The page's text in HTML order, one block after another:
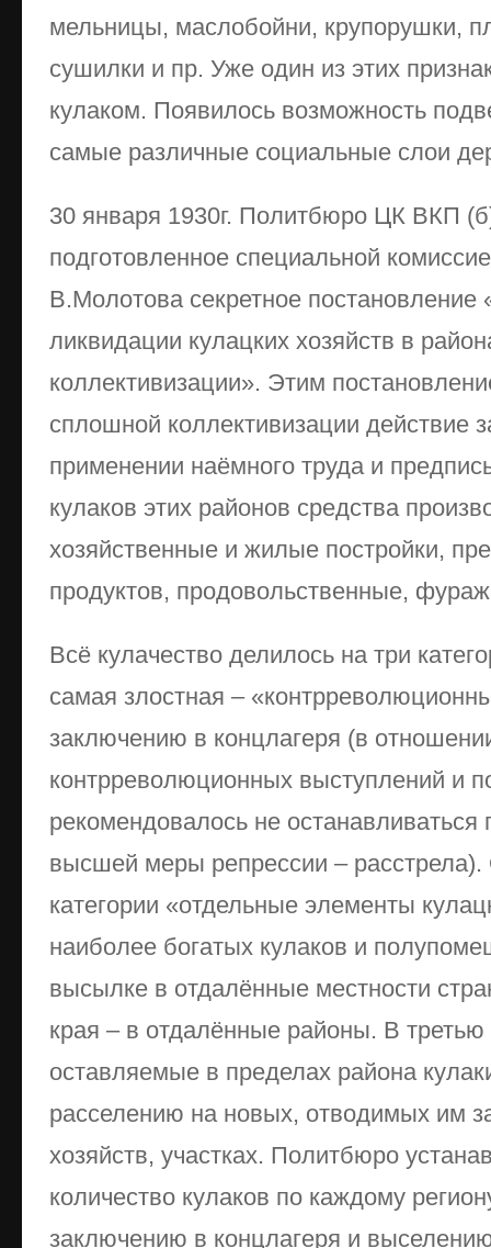
мельницы, маслобойни, крупорушки,
сушилки и пр. Уже один из этих
кулаком. Появилось возможность
самые различные социальные слои
30 января 1930г. Политбюро ЦК ВКП
подготовленное специальной
В.Молотова секретное
ликвидации кулацких хозяйств в
коллективизации». Этим
сплошной коллективизации действие
применении наёмного труда и
кулаков этих районов средства
хозяйственные и жилые постройки,
продуктов, продовольственные,
Всё кулачество делилось на три
самая злостная –
заключению в концлагеря (в
контрреволюционных выступлений и
рекомендовалось не
высшей меры репрессии – расстрела).
категории «отдельные элементы
наиболее богатых кулаков и
высылке в отдалённые местности
края – в отдалённые районы. В третью
оставляемые в пределах района
расселению на новых, отводимых им
хозяйств, участках. Политбюро
количество кулаков по каждому
заключению в концлагеря и